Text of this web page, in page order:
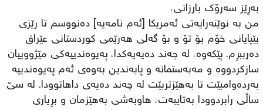
بەڕێز سەرۆك بارزانی،
من بە نوێنەرایەتی ئەمریکا [ئەم نامەیە] دەنووسم تا رێزی
بێپایانی خۆم بۆ تۆ و بۆ گەلی هەرێمی کوردستانی عێراق
دەرببڕم. پێکەوە، لە چەند دەیەیەکدا، پەیوەندییەکی مێژووییان
سازکردووە و مەبەستمانە و پابەندین بەوەی ئەم پەیوەندییە
بەردەوامبێت تا بەهێزتربێت لە چەند دەیەی داهاتوودا. لە سێ
ساڵی رابردوودا بەتایبەت، هاوبەشی بەهێزمان و بڕیاری